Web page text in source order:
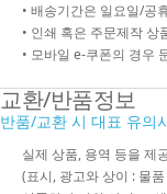
• 배송기간은 일요일/공
• 인쇄 혹은 주문제작
• 모바일 e-쿠폰의 경우
교환/반품정보
반품/교환 시 대표 유의
실제 상품, 용역 등을 제
(표시, 광고와 상이 : 물